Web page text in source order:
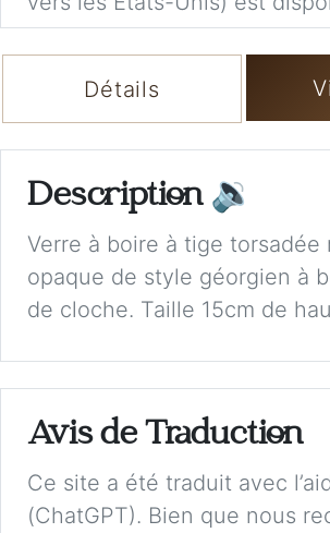
Détails
Description 🔉
Verre à boire à tige torsadée
opaque de style géorgien à
de cloche. Taille 15cm de
Avis de Traduction
Ce site a été traduit avec
(ChatGPT). Bien que nous